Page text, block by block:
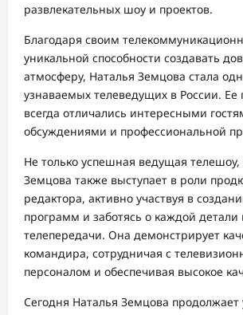
развлекательных шоу и проектов.
Благодаря своим
уникальной способности создавать
атмосферу, Наталья Земцова стала
узнаваемых телеведущих в России.
всегда отличались интересными
обсуждениями и профессиональной
Не только успешная ведущая телешоу,
Земцова также выступает в роли
редактора, активно участвуя в
программ и заботясь о каждой детали
телепередачи. Она демонстрирует
командира, сотрудничая с
персоналом и обеспечивая высокое
Сегодня Наталья Земцова